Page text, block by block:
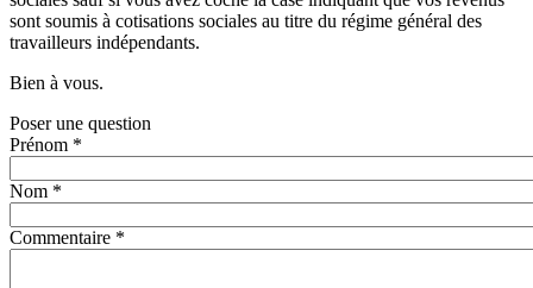
sont soumis à cotisations sociales au titre du régime général des
travailleurs indépendants.
Bien à vous.
Poser une question
Prénom *
Nom *
Commentaire *